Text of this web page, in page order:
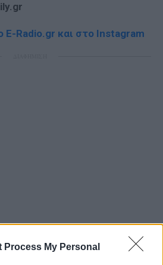
Process My Personal
E-Radio.gr και στο Instagram